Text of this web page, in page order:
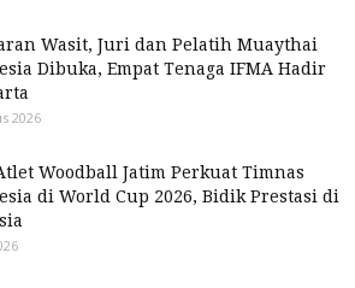
Wasit, Juri dan Pelatih Muaythai
Dibuka, Empat Tenaga IFMA Hadir
2026
Woodball Jatim Perkuat Timnas
di World Cup 2026, Bidik Prestasi di